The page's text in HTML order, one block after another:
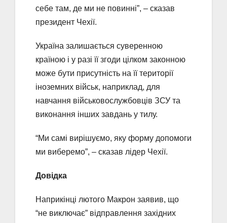
себе там, де ми не повинні”, – сказав
президент Чехії.
Україна залишається суверенною
країною і у разі її згоди цілком законною
може бути присутність на її території
іноземних військ, наприклад, для
навчання військовослужбовців ЗСУ та
виконання інших завдань у тилу.
“Ми самі вирішуємо, яку форму допомоги
ми виберемо”, – сказав лідер Чехії.
Довідка
Наприкінці лютого Макрон заявив, що
“не виключає” відправлення західних